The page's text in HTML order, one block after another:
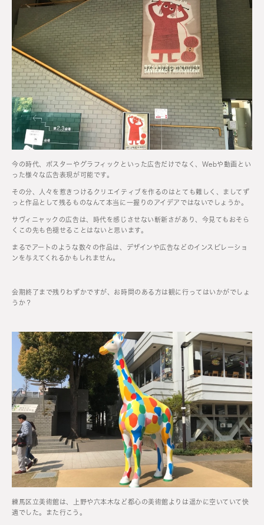
今の時代、ポスターやグラフィックといった広告だけでなく、Webや動画とい
った様々な広告表現が可能です。
その分、人々を惹きつけるクリエイティブを作るのはとても難しく、ましてず
っと作品として残るものなんて本当に一握りのアイデアではないでしょうか。
サヴィニャックの広告は、時代を感じさせない斬新さがあり、今見てもおそら
くこの先も色褪せることはないと思います。
まるでアートのような数々の作品は、デザインや広告などのインスピレーショ
ンを与えてくれるかもしれません。
会期終了まで残りわずかですが、お時間のある方は観に行ってはいかがでしょ
うか？
練馬区立美術館は、上野や六本木など都心の美術館よりは遥かに空いていて快
適でした。また行こう。